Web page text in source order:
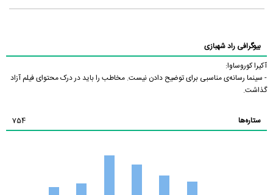
بیوگرافی راد شهبازی
آکیرا کوروساوا:
- سینما رسانه‌ی مناسبی برای توضیح دادن نیست. مخاطب را باید در درک محتوای فیلم آزاد
گذاشت.
ستاره‌ها 754